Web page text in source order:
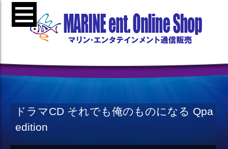
ドラマCD それでも俺のものになる Qpa
edition